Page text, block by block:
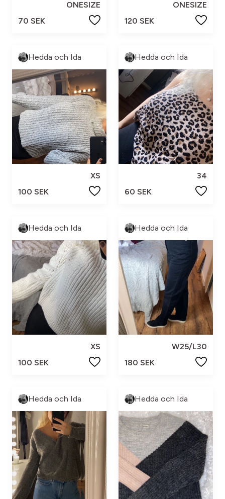
ONESIZE
70 SEK
ONESIZE
120 SEK
Hedda och Ida
XS
100 SEK
Hedda och Ida
34
60 SEK
Hedda och Ida
XS
100 SEK
Hedda och Ida
W25/L30
180 SEK
Hedda och Ida Hedda och Ida